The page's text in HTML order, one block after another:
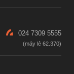
024 7309 5555